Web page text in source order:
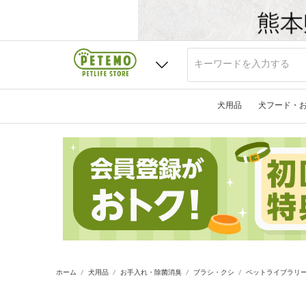
犬用品 犬フード・
ホーム 犬用品 お手入れ・除菌消臭 ブラシ・クシ ペットライブラリ